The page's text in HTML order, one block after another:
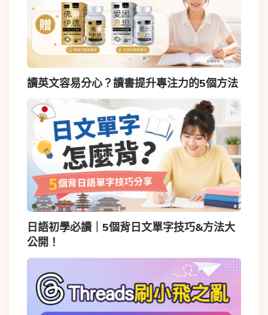
讀英文容易分心？讀書提升專注力的5個方法
日語初學必讀｜5個背日文單字技巧&方法大
公開！